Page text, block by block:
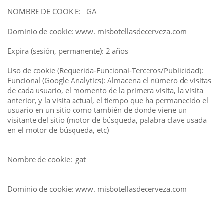
NOMBRE DE COOKIE: _GA
Dominio de cookie: www. misbotellasdecerveza.com
Expira (sesión, permanente): 2 años
Uso de cookie (Requerida‐Funcional‐Terceros/Publicidad):
Funcional (Google Analytics): Almacena el número de visitas
de cada usuario, el momento de la primera visita, la visita
anterior, y la visita actual, el tiempo que ha permanecido el
usuario en un sitio como también de donde viene un
visitante del sitio (motor de búsqueda, palabra clave usada
en el motor de búsqueda, etc)
Nombre de cookie:_gat
Dominio de cookie: www. misbotellasdecerveza.com